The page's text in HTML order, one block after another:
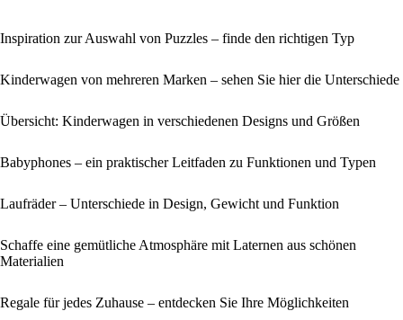
Inspiration zur Auswahl von Puzzles – finde den richtigen Typ
Kinderwagen von mehreren Marken – sehen Sie hier die Unterschiede
Übersicht: Kinderwagen in verschiedenen Designs und Größen
Babyphones – ein praktischer Leitfaden zu Funktionen und Typen
Laufräder – Unterschiede in Design, Gewicht und Funktion
Schaffe eine gemütliche Atmosphäre mit Laternen aus schönen
Materialien
Regale für jedes Zuhause – entdecken Sie Ihre Möglichkeiten